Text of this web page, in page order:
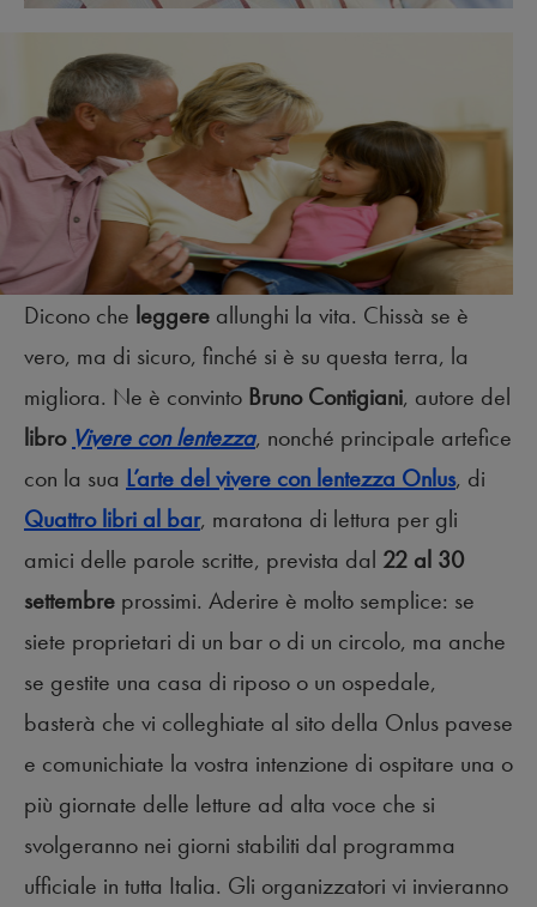
Dicono che leggere allunghi la vita. Chissà se è
vero, ma di sicuro, finché si è su questa terra, la
migliora. Ne è convinto Bruno Contigiani, autore del
libro Vivere con lentezza, nonché principale artefice
con la sua L’arte del vivere con lentezza Onlus, di
Quattro libri al bar, maratona di lettura per gli
amici delle parole scritte, prevista dal 22 al 30
settembre prossimi. Aderire è molto semplice: se
siete proprietari di un bar o di un circolo, ma anche
se gestite una casa di riposo o un ospedale,
basterà che vi colleghiate al sito della Onlus pavese
e comunichiate la vostra intenzione di ospitare una o
più giornate delle letture ad alta voce che si
svolgeranno nei giorni stabiliti dal programma
ufficiale in tutta Italia. Gli organizzatori vi invieranno